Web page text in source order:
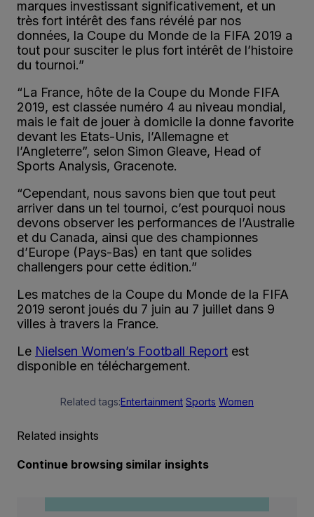
marques investissant significativement, et un
très fort intérêt des fans révélé par nos
données, la Coupe du Monde de la FIFA 2019 a
tout pour susciter le plus fort intérêt de l’histoire
du tournoi.”
“La France, hôte de la Coupe du Monde FIFA
2019, est classée numéro 4 au niveau mondial,
mais le fait de jouer à domicile la donne favorite
devant les Etats-Unis, l’Allemagne et
l’Angleterre”, selon Simon Gleave, Head of
Sports Analysis, Gracenote.
“Cependant, nous savons bien que tout peut
arriver dans un tel tournoi, c’est pourquoi nous
devons observer les performances de l’Australie
et du Canada, ainsi que des championnes
d’Europe (Pays-Bas) en tant que solides
challengers pour cette édition.”
Les matches de la Coupe du Monde de la FIFA
2019 seront joués du 7 juin au 7 juillet dans 9
villes à travers la France.
Le Nielsen Women’s Football Report est
disponible en téléchargement.
Related tags:Entertainment Sports Women
Related insights
Continue browsing similar insights